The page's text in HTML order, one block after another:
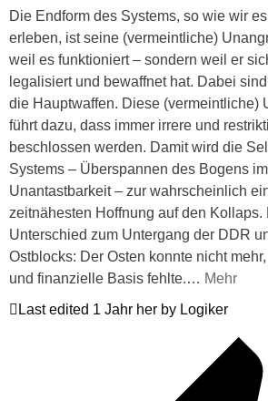
Die Endform des Systems, so wie wir
erleben, ist seine (vermeintliche)
weil es funktioniert – sondern weil er
legalisiert und bewaffnet hat. Dabei
die Hauptwaffen. Diese (vermeintliche)
führt dazu, dass immer irrere und
beschlossen werden. Damit wird die
Systems – Überspannen des Bogens
Unantastbarkeit – zur wahrscheinlich
zeitnähesten Hoffnung auf den Kollaps.
Unterschied zum Untergang der DDR
Ostblocks: Der Osten konnte nicht
und finanzielle Basis fehlte.… Mehr
Last edited 1 Jahr her by Logiker